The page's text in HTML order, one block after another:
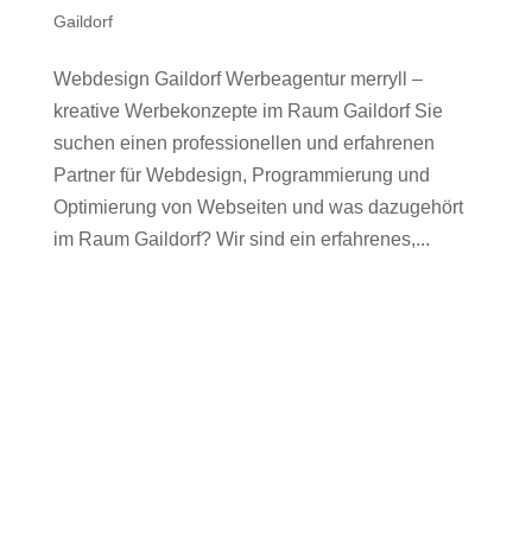
Gaildorf
Webdesign Gaildorf Werbeagentur merryll –
kreative Werbekonzepte im Raum Gaildorf Sie
suchen einen professionellen und erfahrenen
Partner für Webdesign, Programmierung und
Optimierung von Webseiten und was dazugehört
im Raum Gaildorf? Wir sind ein erfahrenes,...